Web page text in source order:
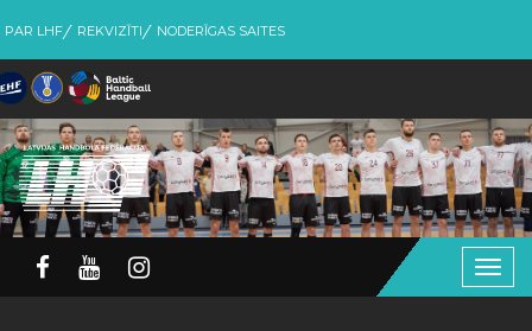
PAR LHF REKVIZĪTI NODERĪGAS SAITES